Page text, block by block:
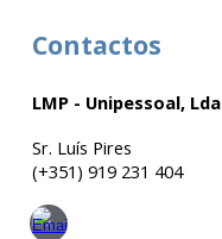
Contactos
LMP - Unipessoal, Lda
Sr. Luís Pires
(+351) 919 231 404